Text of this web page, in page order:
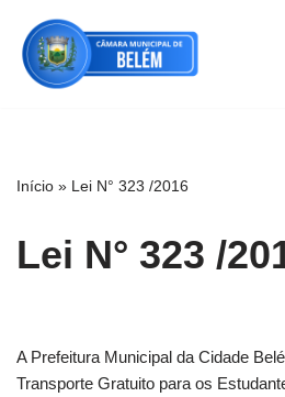
Pular
para
Início » Lei N° 323 /2016
Lei N° 323 /
A Prefeitura Municipal da Cidade
Transporte Gratuito para os